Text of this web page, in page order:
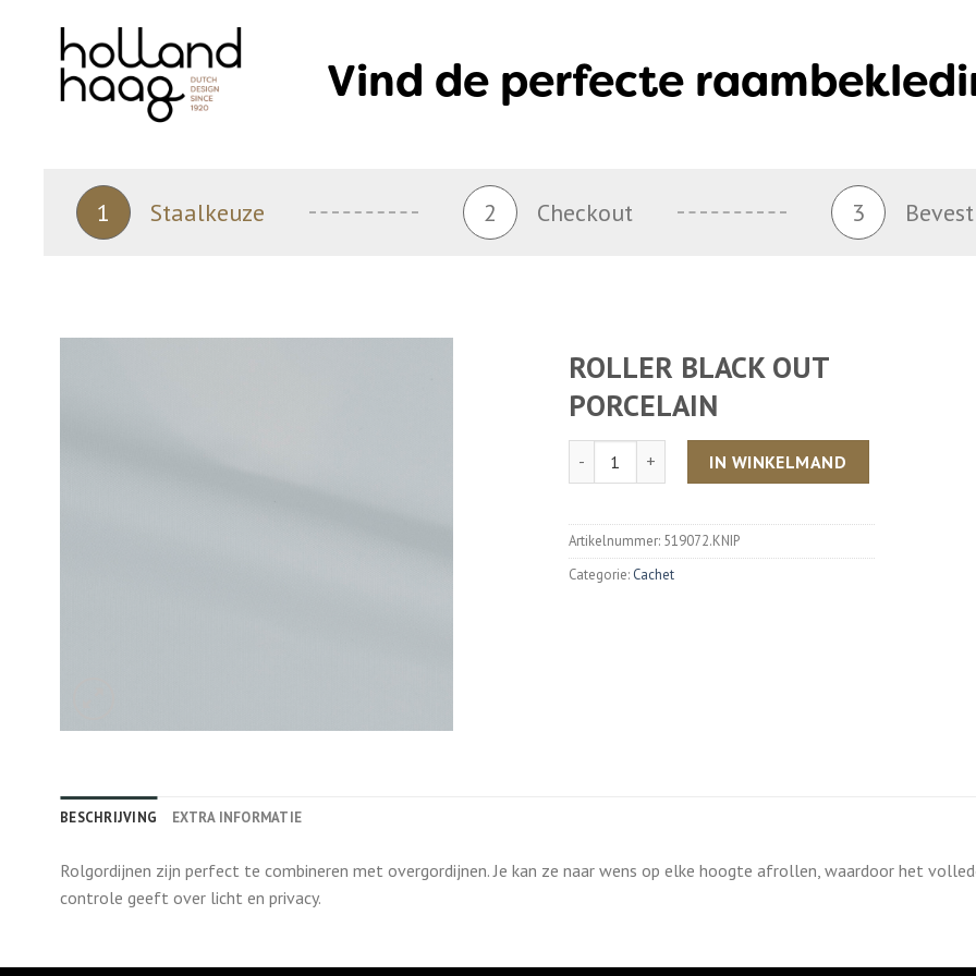
Vind de perfecte
1 Staalkeuze 2 Checkout 3
ROLLER BLACK OUT
PORCELAIN
IN WINKELMAND
Artikelnummer: 519072.KNIP
Categorie: Cachet
BESCHRIJVING EXTRA INFORMATIE
Rolgordijnen zijn perfect te combineren met overgordijnen. Je kan ze naar wens op elke hoogte afrollen, waardoor het
controle geeft over licht en privacy.